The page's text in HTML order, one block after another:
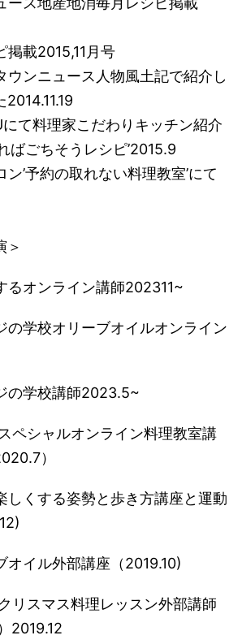
載2015,11月号
ンニュース人物風土記で紹介し
て料理家こだわりキッチン紹介
ばごちそうレシピ’2015.9
’予約の取れない料理教室’にて
＞
オンライン講師202311~
学校オリーブオイルオンライン
の学校講師2023.5~
ペシャルオンライン料理教室講
）
くする姿勢と歩き方講座と運動
イル外部講座（2019.10)
リスマス料理レッスン外部講師
2019.12